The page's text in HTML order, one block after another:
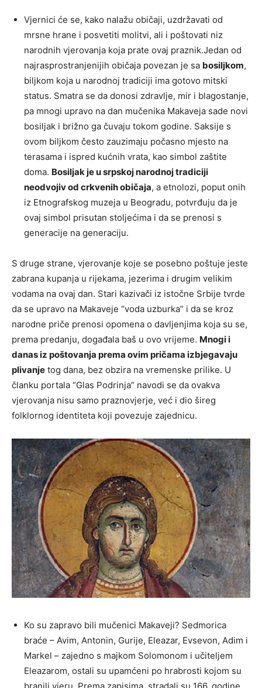
Vjernici će se, kako nalažu običaji, uzdržavati od
mrsne hrane i posvetiti molitvi, ali i poštovati niz
narodnih vjerovanja koja prate ovaj praznik.Jedan od
najrasprostranjenijih običaja povezan je sa bosiljkom,
biljkom koja u narodnoj tradiciji ima gotovo mitski
status. Smatra se da donosi zdravlje, mir i blagostanje,
pa mnogi upravo na dan mučenika Makaveja sade novi
bosiljak i brižno ga čuvaju tokom godine. Saksije s
ovom biljkom često zauzimaju počasno mjesto na
terasama i ispred kućnih vrata, kao simbol zaštite
doma. Bosiljak je u srpskoj narodnoj tradiciji
neodvojiv od crkvenih običaja, a etnolozi, poput onih
iz Etnografskog muzeja u Beogradu, potvrđuju da je
ovaj simbol prisutan stoljećima i da se prenosi s
generacije na generaciju.
S druge strane, vjerovanje koje se posebno poštuje jeste
zabrana kupanja u rijekama, jezerima i drugim velikim
vodama na ovaj dan. Stari kazivači iz istočne Srbije tvrde
da se upravo na Makaveje “voda uzburka” i da se kroz
narodne priče prenosi opomena o davljenjima koja su se,
prema predanju, događala baš u ovo vrijeme. Mnogi i
danas iz poštovanja prema ovim pričama izbjegavaju
plivanje tog dana, bez obzira na vremenske prilike. U
članku portala “Glas Podrinja” navodi se da ovakva
vjerovanja nisu samo praznovjerje, već i dio šireg
folklornog identiteta koji povezuje zajednicu.
Ko su zapravo bili mučenici Makaveji? Sedmorica
braće – Avim, Antonin, Gurije, Eleazar, Evsevon, Adim i
Markel – zajedno s majkom Solomonom i učiteljem
Eleazarom, ostali su upamćeni po hrabrosti kojom su
branili vjeru. Prema zapisima, stradali su 166. godine